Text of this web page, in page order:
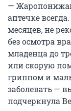
—
аптечке
месяцев, не
без осмотра
младенца до
или скорую
гриппом и
заболевать —
подчеркнула